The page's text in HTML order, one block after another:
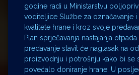
godine radi u Ministarstvu
voditeljice Službe za označavanje
kvalitete hrane i kroz svoje
Plan sprječavanja nastajanja
predavanje stavit će naglasak na
proizvodnju i potrošnju kako bi se
povećalo doniranje hrane. U